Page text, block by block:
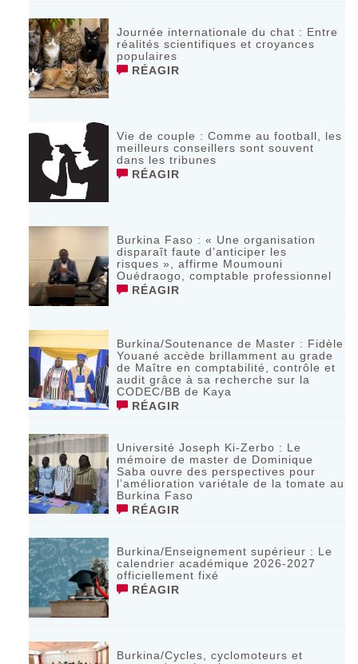
Journée internationale du chat : Entre
réalités scientifiques et croyances
populaires
RÉAGIR
Vie de couple : Comme au football, les
meilleurs conseillers sont souvent
dans les tribunes
RÉAGIR
Burkina Faso : « Une organisation
disparaît faute d’anticiper les
risques », affirme Moumouni
Ouédraogo, comptable professionnel
RÉAGIR
Burkina/Soutenance de Master : Fidèle
Youané accède brillamment au grade
de Maître en comptabilité, contrôle et
audit grâce à sa recherche sur la
CODEC/BB de Kaya
RÉAGIR
Université Joseph Ki-Zerbo : Le
mémoire de master de Dominique
Saba ouvre des perspectives pour
l’amélioration variétale de la tomate au
Burkina Faso
RÉAGIR
Burkina/Enseignement supérieur : Le
calendrier académique 2026-2027
officiellement fixé
RÉAGIR
Burkina/Cycles, cyclomoteurs et